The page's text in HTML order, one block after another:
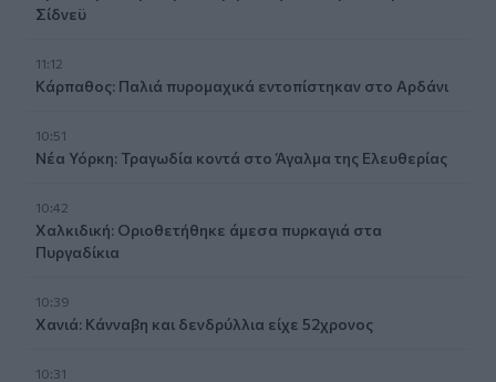
Σίδνεϋ
11:12
Κάρπαθος: Παλιά πυρομαχικά εντοπίστηκαν στο Αρδάνι
10:51
Νέα Υόρκη: Τραγωδία κοντά στο Άγαλμα της Ελευθερίας
10:42
Χαλκιδική: Οριοθετήθηκε άμεσα πυρκαγιά στα
Πυργαδίκια
10:39
Χανιά: Κάνναβη και δενδρύλλια είχε 52χρονος
10:31